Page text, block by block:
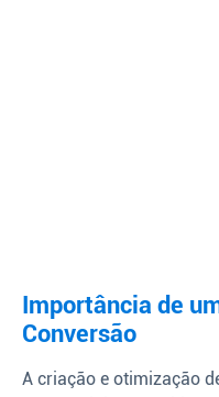
Importância de
Conversão
A criação e otimização